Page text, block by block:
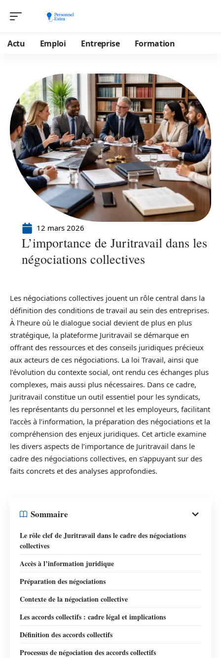
Actu Emploi Entreprise Formation
12 mars 2026
L’importance de Juritravail dans les
négociations collectives
Les négociations collectives jouent un rôle central dans la
définition des conditions de travail au sein des entreprises.
À l’heure où le dialogue social devient de plus en plus
stratégique, la plateforme Juritravail se démarque en
offrant des ressources et des conseils juridiques précieux
aux acteurs de ces négociations. La loi Travail, ainsi que
l’évolution du contexte social, ont rendu ces échanges plus
complexes, mais aussi plus nécessaires. Dans ce cadre,
Juritravail constitue un outil essentiel pour les syndicats,
les représentants du personnel et les employeurs, facilitant
l’accès à l’information, la préparation des négociations et la
compréhension des enjeux juridiques. Cet article examine
les divers aspects de l’importance de Juritravail dans le
cadre des négociations collectives, en s’appuyant sur des
faits concrets et des analyses approfondies.
Sommaire
Le rôle clef de Juritravail dans le cadre des négociations
collectives
Accès à l’information juridique
Préparation des négociations
Contexte de la négociation collective
Les accords collectifs : cadre légal et implications
Définition des accords collectifs
Processus de négociation des accords collectifs